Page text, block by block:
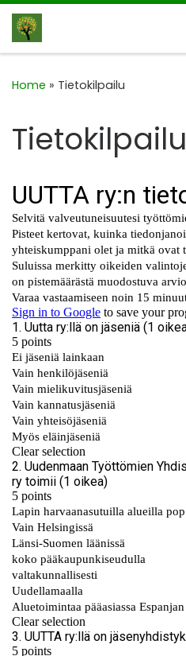
Skip to content
Home » Tietokilpailu
Tietokilpailu